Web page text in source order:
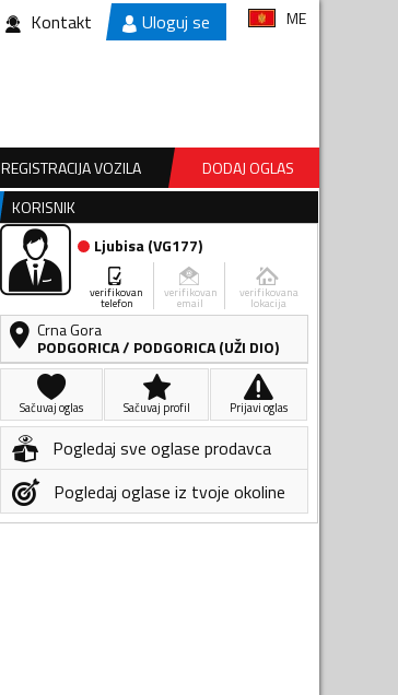
Kontakt Uloguj se ME
REGISTRACIJA VOZILA
DODAJ OGLAS
KORISNIK
Ljubisa(VG177)
verifikovan
telefon
verifikovan
email
verifikovana
lokacija
Crna Gora
PODGORICA/ PODGORICA (UŽI DIO)
Sačuvaj oglas Sačuvaj profil Prijavi oglas
Pogledaj sve oglase prodavca
Pogledaj oglase iz tvoje okoline